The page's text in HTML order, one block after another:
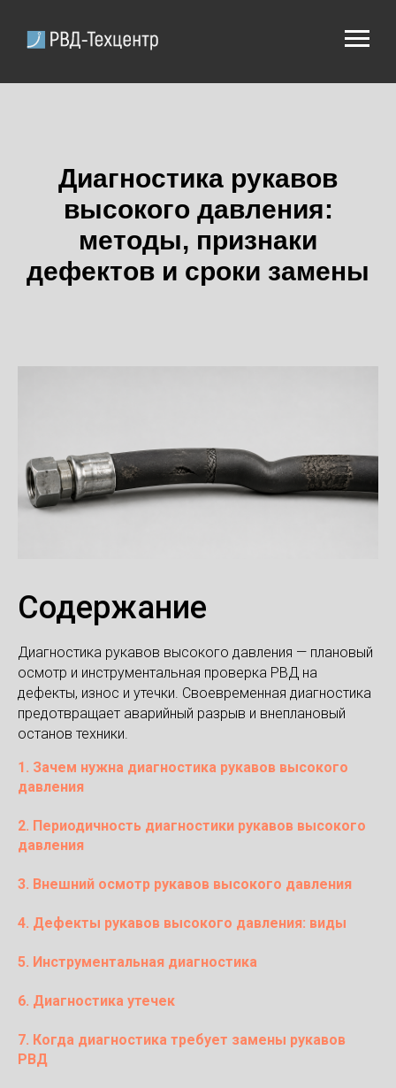
Диагностика рукавов
высокого давления:
методы, признаки
дефектов и сроки замены
Содержание
Диагностика рукавов высокого давления — плановый
осмотр и инструментальная проверка РВД на
дефекты, износ и утечки. Своевременная диагностика
предотвращает аварийный разрыв и внеплановый
останов техники.
1. Зачем нужна диагностика рукавов высокого
давления
2. Периодичность диагностики рукавов высокого
давления
3. Внешний осмотр рукавов высокого давления
4. Дефекты рукавов высокого давления: виды
5. Инструментальная диагностика
6. Диагностика утечек
7. Когда диагностика требует замены рукавов
РВД